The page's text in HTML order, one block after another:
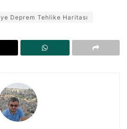
Deprem Tehlike Haritası